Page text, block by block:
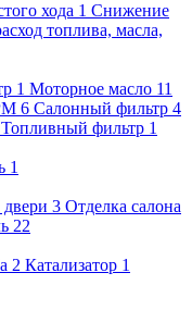
хода 1 Снижение
топлива, масла,
1 Моторное масло 11
6 Салонный фильтр 4
Топливный фильтр 1
1
3 Отделка салона
22
2 Катализатор 1